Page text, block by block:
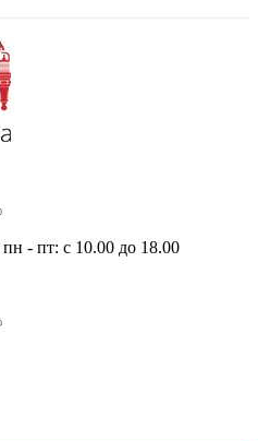
пн - пт: с 10.00 до 18.00